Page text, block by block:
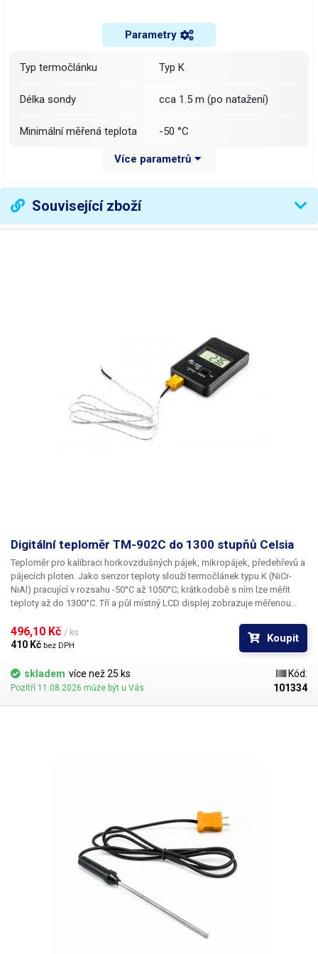
Parametry
Typ termočlánku Typ K
Délka sondy cca 1.5 m (po natažení)
Minimální měřená teplota -50 °C
Maximální měřená teplota +600 °C
Váha balení [kg]: 0.12 kg
Více parametrů
Související zboží
Digitální teploměr TM-902C do 1300 stupňů Celsia
Teploměr pro kalibraci horkovzdušných pájek, mikropájek, předehřevů a
pájecích ploten. Jako senzor teploty slouží termočlánek typu K (NiCr-
NiAl) pracující v rozsahu -50°C až 1050°C; krátkodobě s ním lze měřit
teploty až do 1300°C. Tří a půl místný LCD displej zobrazuje měřenou
496,10 Kč / ks
410 Kč bez DPH
Koupit
skladem více než 25 ks
Pozítří 11.08.2026 může být u Vás
Kód:
101334